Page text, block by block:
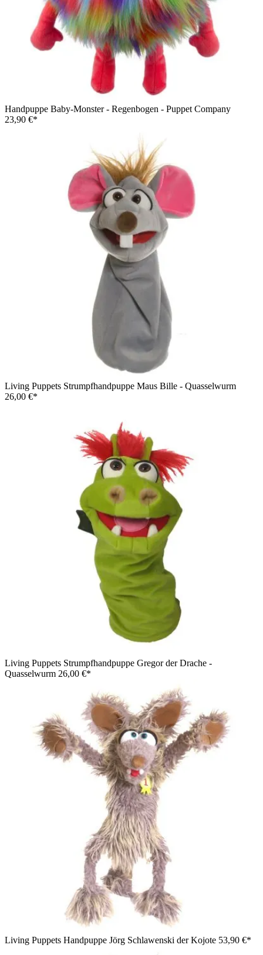
Handpuppe Baby-Monster - Regenbogen - Puppet Company
23,90 €*
Living Puppets Strumpfhandpuppe Maus Bille - Quasselwurm
26,00 €*
Living Puppets Strumpfhandpuppe Gregor der Drache -
Quasselwurm 26,00 €*
Living Puppets Handpuppe Jörg Schlawenski der Kojote 53,90 €*